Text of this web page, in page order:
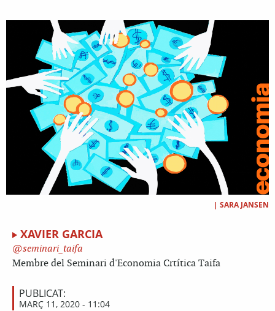
| SARA JANSEN
XAVIER GARCIA
seminari_taifa
Membre del Seminari d'Economia Crtítica Taifa
PUBLICAT:
MARÇ 11, 2020 - 11:04